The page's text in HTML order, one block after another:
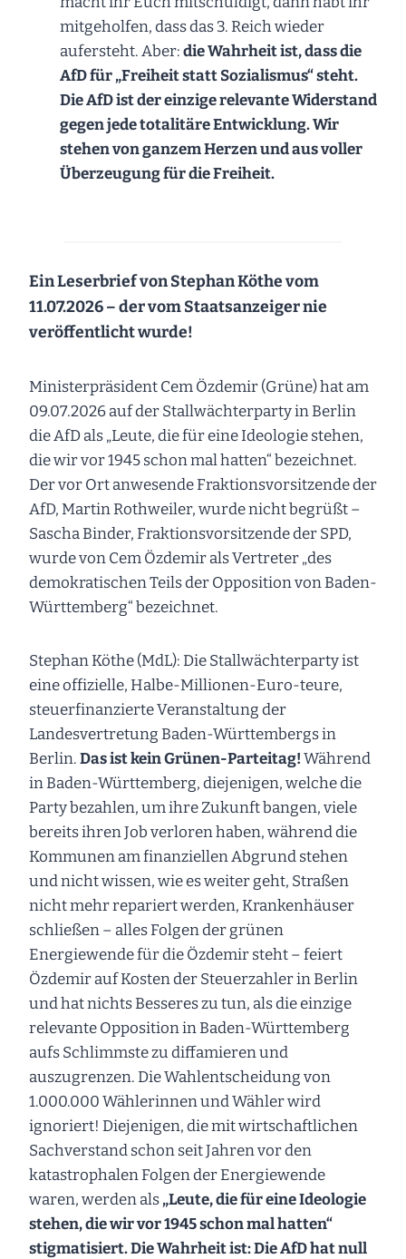
mitgeholfen, dass das 3. Reich wieder
aufersteht. Aber:die Wahrheit ist, dass die
AfD für „Freiheit statt Sozialismus“ steht.
Die AfD ist der einzige relevante Widerstand
gegen jede totalitäre Entwicklung. Wir
stehen von ganzem Herzen und aus voller
Überzeugung für die Freiheit.
Ein Leserbrief von Stephan Köthe vom
11.07.2026 – der vom Staatsanzeiger nie
veröffentlicht wurde!
Ministerpräsident Cem Özdemir (Grüne) hat am
09.07.2026 auf der Stallwächterparty in Berlin
die AfD als „Leute, die für eine Ideologie stehen,
die wir vor 1945 schon mal hatten“ bezeichnet.
Der vor Ort anwesende Fraktionsvorsitzende der
AfD, Martin Rothweiler, wurde nicht begrüßt –
Sascha Binder, Fraktionsvorsitzende der SPD,
wurde von Cem Özdemir als Vertreter „des
demokratischen Teils der Opposition von Baden-
Württemberg“ bezeichnet.
Stephan Köthe (MdL): Die Stallwächterparty ist
eine offizielle, Halbe-Millionen-Euro-teure,
steuerfinanzierte Veranstaltung der
Landesvertretung Baden-Württembergs in
Berlin.Das ist kein Grünen-Parteitag!Während
in Baden-Württemberg, diejenigen, welche die
Party bezahlen, um ihre Zukunft bangen, viele
bereits ihren Job verloren haben, während die
Kommunen am finanziellen Abgrund stehen
und nicht wissen, wie es weiter geht, Straßen
nicht mehr repariert werden, Krankenhäuser
schließen – alles Folgen der grünen
Energiewende für die Özdemir steht – feiert
Özdemir auf Kosten der Steuerzahler in Berlin
und hat nichts Besseres zu tun, als die einzige
relevante Opposition in Baden-Württemberg
aufs Schlimmste zu diffamieren und
auszugrenzen. Die Wahlentscheidung von
1.000.000 Wählerinnen und Wähler wird
ignoriert! Diejenigen, die mit wirtschaftlichen
Sachverstand schon seit Jahren vor den
katastrophalen Folgen der Energiewende
waren, werden als„Leute, die für eine Ideologie
stehen, die wir vor 1945 schon mal hatten“
stigmatisiert. Die Wahrheit ist:Die AfD hat null